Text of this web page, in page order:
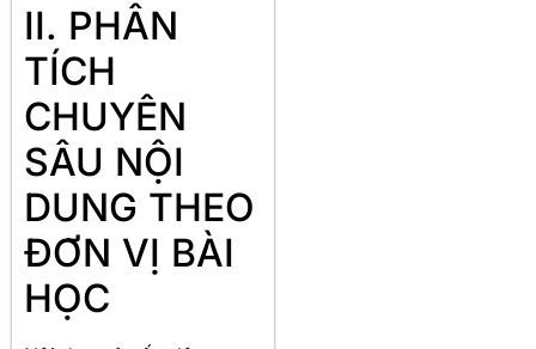
II. PHÂN
TÍCH
CHUYÊN
SÂU NỘI
DUNG THEO
ĐƠN VỊ BÀI
HỌC